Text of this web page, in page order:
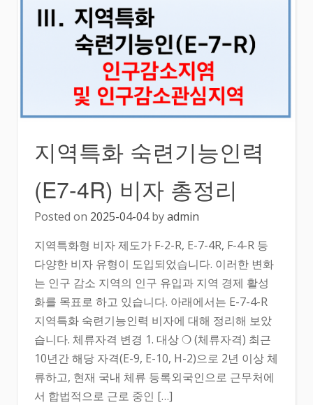
지역특화 숙련기능인력
(E7-4R) 비자 총정리
Posted on 2025-04-04byadmin
지역특화형 비자 제도가 F-2-R, E-7-4R, F-4-R 등
다양한 비자 유형이 도입되었습니다. 이러한 변화
는 인구 감소 지역의 인구 유입과 지역 경제 활성
화를 목표로 하고 있습니다. 아래에서는 E-7-4-R
지역특화 숙련기능인력 비자에 대해 정리해 보았
습니다. 체류자격 변경 1. 대상 ❍ (체류자격) 최근
10년간 해당 자격(E-9, E-10, H-2)으로 2년 이상 체
류하고, 현재 국내 체류 등록외국인으로 근무처에
서 합법적으로 근로 중인 […]